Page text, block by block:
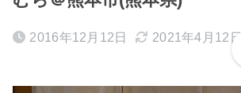
2016年12月12日 2021年4月12日